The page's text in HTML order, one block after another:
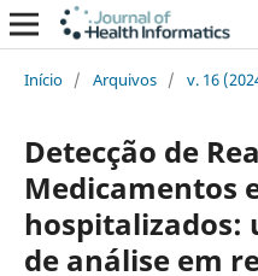
Início / Arquivos / v. 16
Detecção de
Medicamentos
hospitalizados:
de análise em